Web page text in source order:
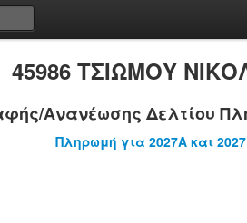
45986 ΤΣΙΩΜΟΥ
Ανανέωσης Δελτίου
Πληρωμή για 2027A και